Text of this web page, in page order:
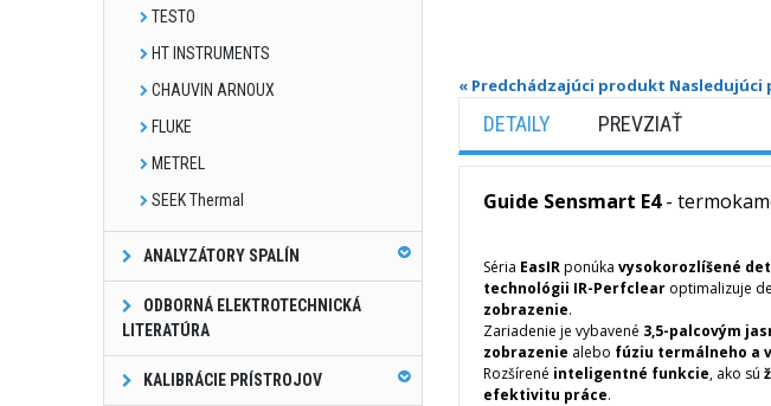
TESTO
HT INSTRUMENTS
CHAUVIN ARNOUX
FLUKE
METREL
SEEK Thermal
ANALYZÁTORY SPALÍN
ODBORNÁ ELEKTROTECHNICKÁ
LITERATÚRA
KALIBRÁCIE PRÍSTROJOV
« Predchádzajúci produkt Nasledujúci
DETAILY PREVZIAŤ
Guide Sensmart E4-
Séria EasIRponúka vysokorozlíšené
technológii IR-Perfclear optimalizuje
zobrazenie.
Zariadenie je vybavené 3,5-palcovým
zobrazenie alebo fúziu termálneho a
Rozšírené inteligentné funkcie, ako sú
efektivitu práce.